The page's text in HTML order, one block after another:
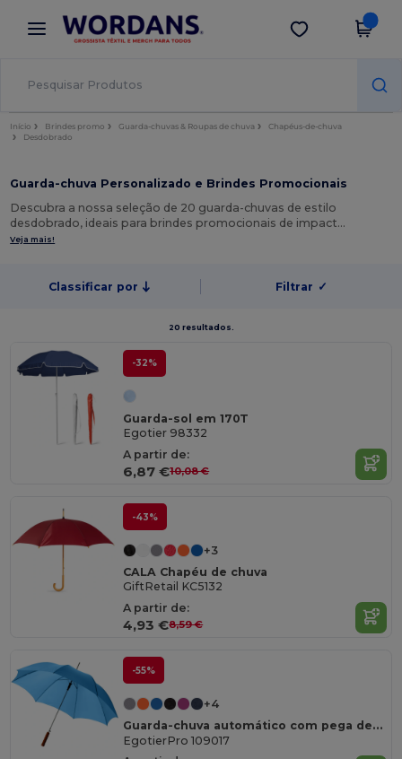
× App Wordans
Melhores preços na app!
Obter app
Início Brindes promo Guarda-chuvas & Roupas de chuva
Chapéus-de-chuva
Desdobrado
Guarda-chuva Personalizado e Brindes Promocionais
Descubra a nossa seleção de 20 guarda-chuvas de estilo
desdobrado, ideais para brindes promocionais de impact…
Veja mais!
Classificar por Filtrar ✓
20 resultados.
-32%
Guarda-sol em 170T
Egotier 98332
A partir de:
6,87 €10,08 €
-43%
+3
CALA Chapéu de chuva
GiftRetail KC5132
A partir de:
4,93 €8,59 €
-55%
+4
Guarda-chuva automático com pega de madeira de 23” "Lisa"
EgotierPro 109017